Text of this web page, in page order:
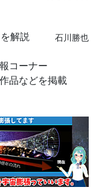
解説 石川勝也
コーナー
品などを掲載